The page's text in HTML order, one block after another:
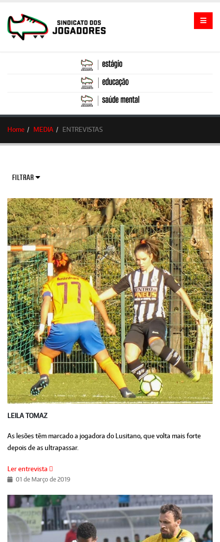
Home MEDIA ENTREVISTAS
FILTRAR
LEILA TOMAZ
As lesões têm marcado a jogadora do Lusitano, que volta mais forte
depois de as ultrapassar.
Ler entrevista
01 de Março de 2019